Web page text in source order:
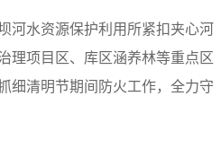
河水资源保护利用所紧扣夹心河
理项目区、库区涵养林等重点区
细清明节期间防火工作，全力守